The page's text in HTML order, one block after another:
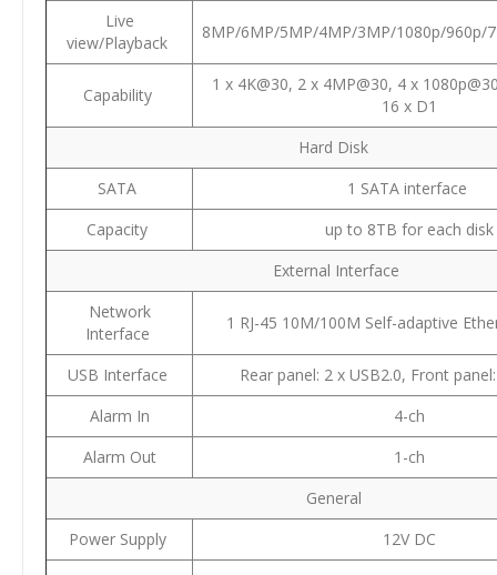
Live
view/Playback
8MP/6MP/5MP/4MP/3MP/1080p/960p/
Capability
1 x 4K@30, 2 x 4MP@30, 4 x
16 x D1
Hard Disk
SATA
1 SATA interface
Capacity
up to 8TB for each disk
External Interface
Network
Interface
1 RJ-45 10M/100M Self-adaptive
USB Interface
Rear panel: 2 x USB2.0, Front
Alarm In
4-ch
Alarm Out
1-ch
General
Power Supply
12V DC